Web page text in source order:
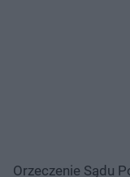
Orzeczenie Sądu